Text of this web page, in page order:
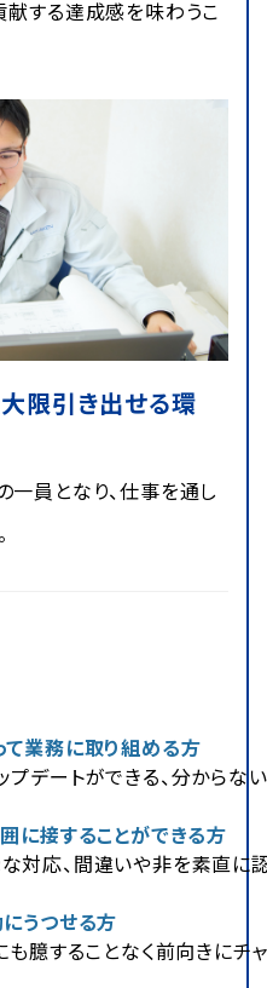
献する達成感を味わうこ
限引き出せる環
員となり、仕事を通し
て業務に取り組める方
デートができる、分からな
に接することができる方
対応、間違いや非を素直に
うつせる方
も臆することなく前向きにチ